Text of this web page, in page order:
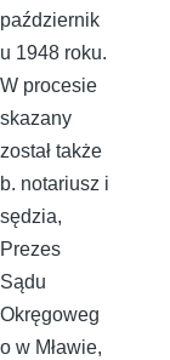
październik
u 1948 roku.
W procesie
skazany
został także
b. notariusz i
sędzia,
Prezes
Sądu
Okręgoweg
o w Mławie,